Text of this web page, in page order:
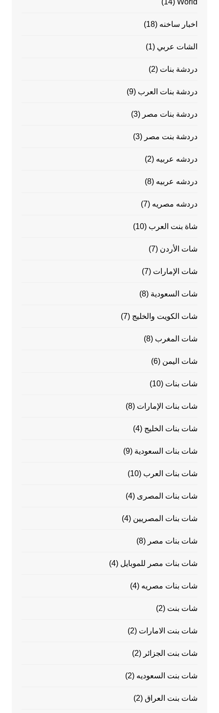
World
(14)
اخبار ساخنه (18)
الشات عربي (1)
دردشة بنات (2)
دردشة بنات العرب (9)
دردشة بنات مصر (3)
دردشة بنت مصر (3)
دردشه عربيه (2)
دردشه عربيه (8)
دردشه مصريه (7)
شاة بنت العرب (10)
شات الأردن (7)
شات الإمارات (7)
شات السعودية (8)
شات الكويت والخليج (7)
شات المغرب (8)
شات اليمن (6)
شات بنات (10)
شات بنات الإمارات (8)
شات بنات الخليج (4)
شات بنات السعودية (9)
شات بنات العرب (10)
شات بنات المصرى (4)
شات بنات المصريين (4)
شات بنات مصر (8)
شات بنات مصر للموبايل (4)
شات بنات مصريه (4)
شات بنت (2)
شات بنت الامارات (2)
شات بنت الجزائر (2)
شات بنت السعوديه (2)
شات بنت العراق (2)